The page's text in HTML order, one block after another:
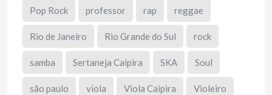
Pop Rock professor rap reggae
Rio de Janeiro Rio Grande do Sul rock
samba Sertaneja Caipira SKA Soul
são paulo viola Viola Caipira Violeiro